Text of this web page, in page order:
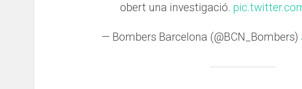
obert una investigació.
— Bombers Barcelona (@BCN_Bombers)